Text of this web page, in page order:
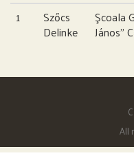
1
Szőcs
Delinke
Şcoala
János”
All